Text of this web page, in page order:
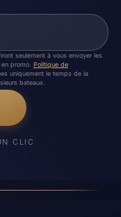
seulement à vous envoyer les
promo. Politique de
uniquement le temps de la
bateaux.
CLIC